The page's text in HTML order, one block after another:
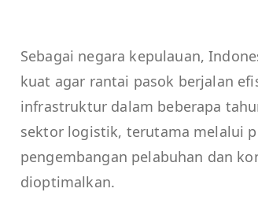
Sebagai negara kepulauan,
kuat agar rantai pasok berjalan
infrastruktur dalam beberapa
sektor logistik, terutama melalui
pengembangan pelabuhan dan
dioptimalkan.